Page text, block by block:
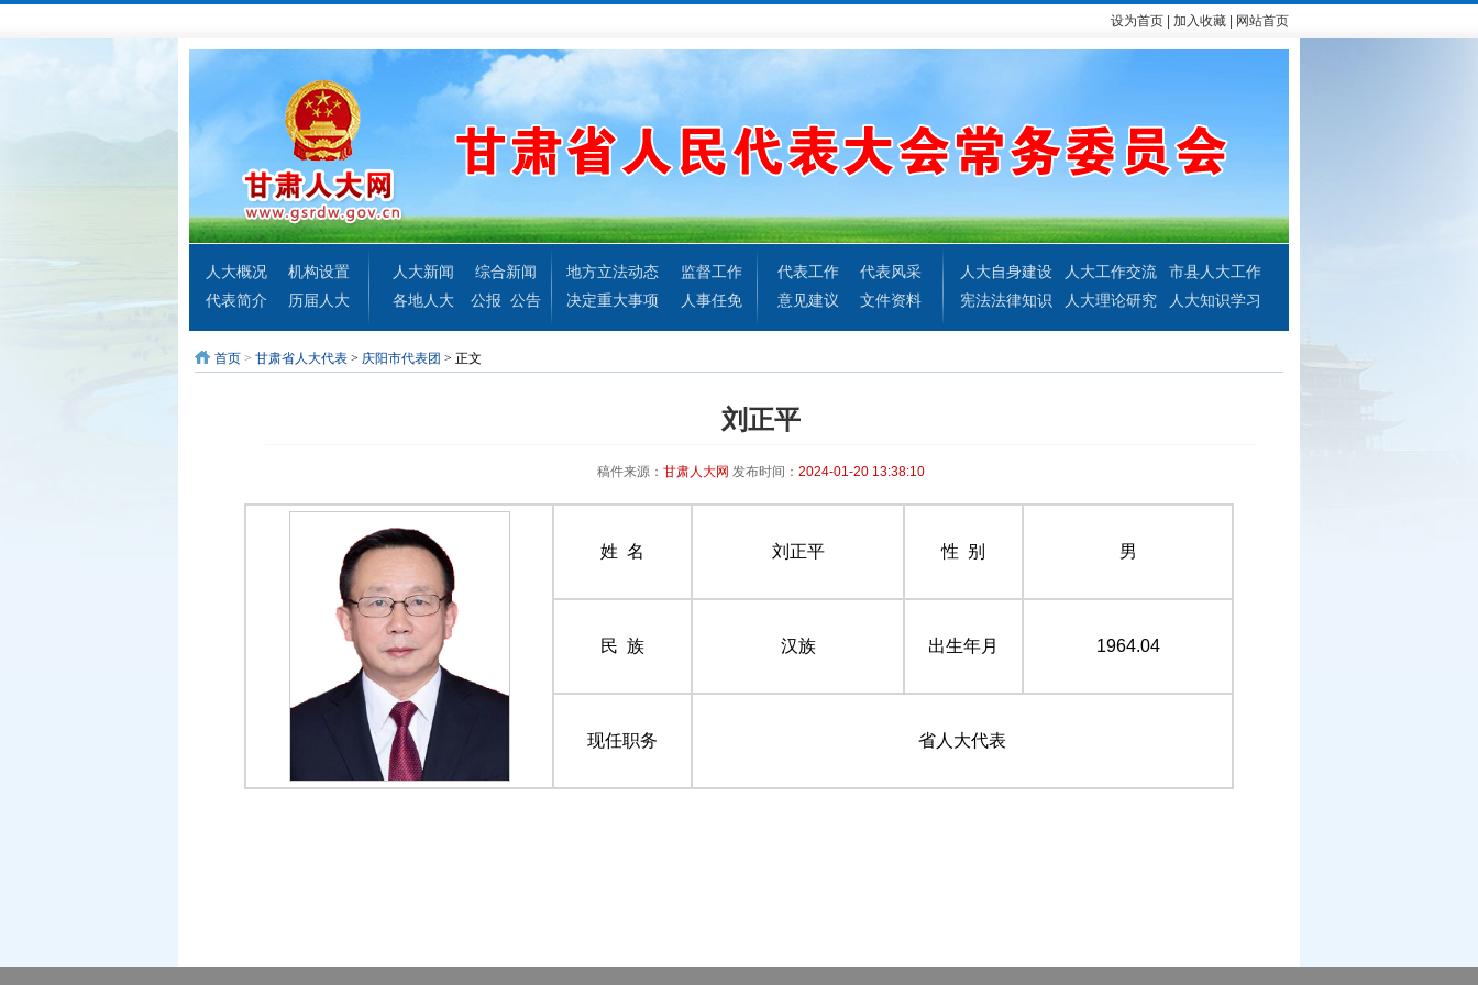
设为首页 加入收藏 网站首页
人大概况
机构设置
代表简介
历届人大
人大新闻
综合新闻
各地人大
公报 公告
地方立法动态
监督工作
决定重大事项
人事任免
代表工作
代表风采
意见建议
文件资料
人大自身建设 人大工作交流
市县人大工作
宪法法律知识
人大理论研究 人大知识学习
首页 > 甘肃省人大代表 > 庆阳市代表团 > 正文
刘正平
稿件来源： 甘肃人大网 发布时间： 2024-01-20 13:38:10
姓 名 刘正平 性 别 男
民 族 汉族 出生年月 1964.04
现任职务 省人大代表